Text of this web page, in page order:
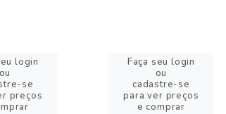
login
ou
se
preços
Faça seu login
ou
cadastre-se
para ver preços
e comprar